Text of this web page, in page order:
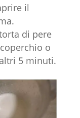
il
di pere
o
5 minuti.